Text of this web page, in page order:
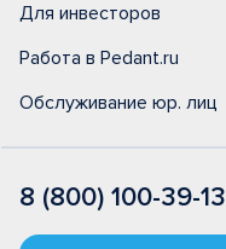
Для инвесторов
Работа в Pedant.ru
Обслуживание юр. лиц
8 (800) 100-39-13